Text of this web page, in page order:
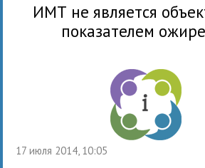
ИМТ не является
показателем
17 июля 2014, 10:05